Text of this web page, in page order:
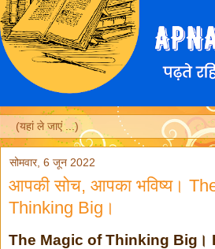
सोमवार, 6 जून 2022
आपकी सोच, आपका भविष्य।
Thinking Big।
The Magic of Thinking Big।